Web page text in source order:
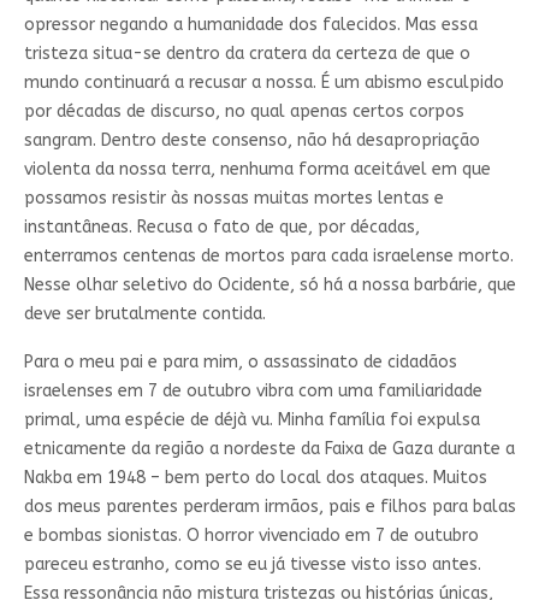
opressor negando a humanidade dos falecidos. Mas essa
tristeza situa-se dentro da cratera da certeza de que o
mundo continuará a recusar a nossa. É um abismo esculpido
por décadas de discurso, no qual apenas certos corpos
sangram. Dentro deste consenso, não há desapropriação
violenta da nossa terra, nenhuma forma aceitável em que
possamos resistir às nossas muitas mortes lentas e
instantâneas. Recusa o fato de que, por décadas,
enterramos centenas de mortos para cada israelense morto.
Nesse olhar seletivo do Ocidente, só há a nossa barbárie, que
deve ser brutalmente contida.
Para o meu pai e para mim, o assassinato de cidadãos
israelenses em 7 de outubro vibra com uma familiaridade
primal, uma espécie de déjà vu. Minha família foi expulsa
etnicamente da região a nordeste da Faixa de Gaza durante a
Nakba em 1948 – bem perto do local dos ataques. Muitos
dos meus parentes perderam irmãos, pais e filhos para balas
e bombas sionistas. O horror vivenciado em 7 de outubro
pareceu estranho, como se eu já tivesse visto isso antes.
Essa ressonância não mistura tristezas ou histórias únicas,